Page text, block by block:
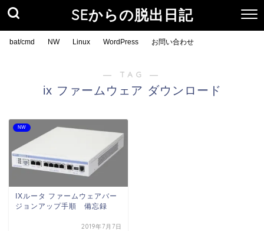
SEからの脱出日記
bat/cmd NW Linux WordPress お問い合わせ
― TAG ―
ix ファームウェア ダウンロード
NW
IXルータ ファームウェアバー
ジョンアップ手順 備忘録
2019年7月7日